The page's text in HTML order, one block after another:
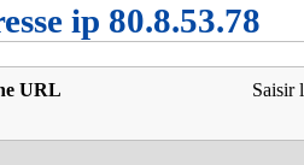
ip 80.8.53.78
URL Saisir